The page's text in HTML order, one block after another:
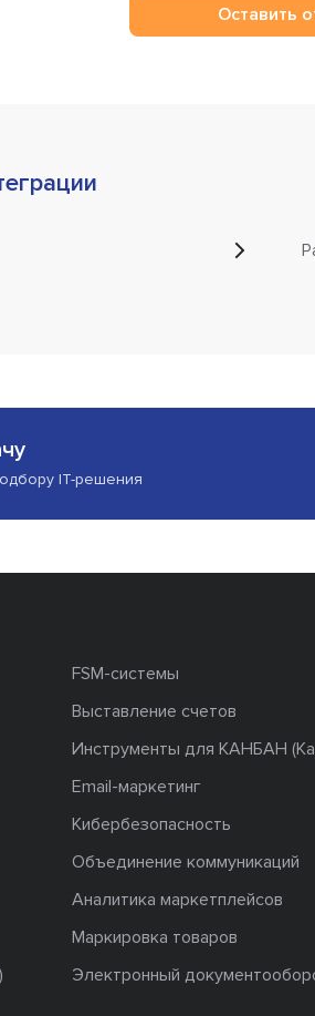
Оставить
IT-решения
FSM-системы
Выставление счетов
Инструменты для КАНБАН
Email-маркетинг
Кибербезопасность
Объединение коммуникаций
Аналитика маркетплейсов
Маркировка товаров
Электронный